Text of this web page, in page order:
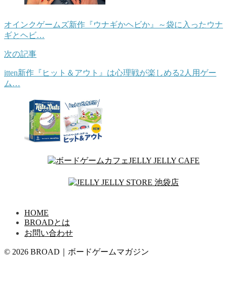
オインクゲームズ新作『ウナギかヘビか』～袋に入ったウナ
ギとヘビ…
次の記事
itten新作『ヒット＆アウト』は心理戦が楽しめる2人用ゲー
ム…
HOME
BROADとは
お問い合わせ
© 2026 BROAD｜ボードゲームマガジン